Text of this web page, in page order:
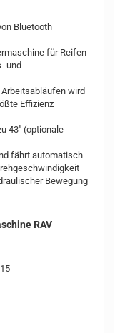
Bluetooth
für Reifen
und
wird
Effizienz
43" (optionale
fährt automatisch
Bewegung
RAV